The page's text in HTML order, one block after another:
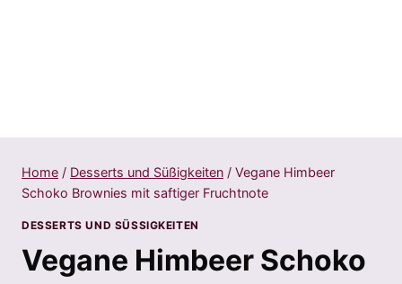
Home / Desserts und Süßigkeiten / Vegane Himbeer
Schoko Brownies mit saftiger Fruchtnote
DESSERTS UND SÜSSIGKEITEN
Vegane Himbeer Schoko